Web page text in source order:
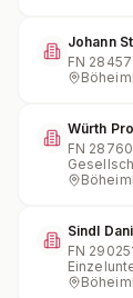
Johann
FN
Würth
FN
Sindl
FN